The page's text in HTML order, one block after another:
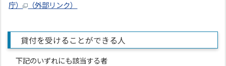
庁）
（外部リンク）
貸付を受けることができる人
下記のいずれにも該当する者